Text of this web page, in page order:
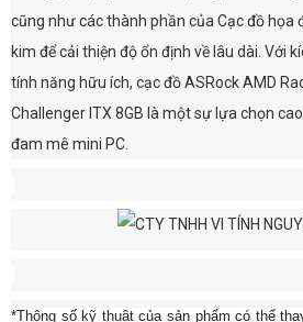
cũng như các thành phần của Cạc đồ họa
kim để cải thiện độ ổn định về lâu dài. Với
tính năng hữu ích, cạc đồ ASRock AMD
Challenger ITX 8GB là một sự lựa chọn
đam mê mini PC.
*Thông số kỹ thuật của sản phẩm có thể